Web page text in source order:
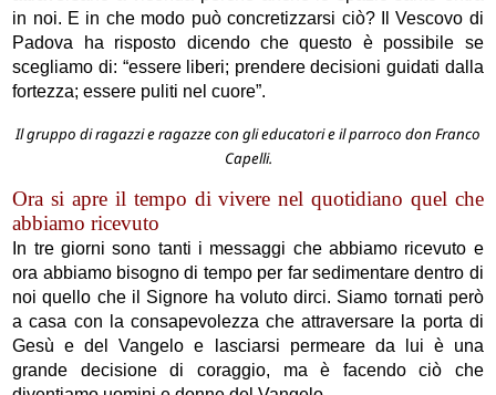
in noi. E in che modo può concretizzarsi ciò? Il Vescovo di
Padova ha risposto dicendo che questo è possibile se
scegliamo di: “essere liberi; prendere decisioni guidati dalla
fortezza; essere puliti nel cuore”.
Il gruppo di ragazzi e ragazze con gli educatori e il parroco don Franco
Capelli.
Ora si apre il tempo di vivere nel quotidiano quel che
abbiamo ricevuto
In tre giorni sono tanti i messaggi che abbiamo ricevuto e
ora abbiamo bisogno di tempo per far sedimentare dentro di
noi quello che il Signore ha voluto dirci. Siamo tornati però
a casa con la consapevolezza che attraversare la porta di
Gesù e del Vangelo e lasciarsi permeare da lui è una
grande decisione di coraggio, ma è facendo ciò che